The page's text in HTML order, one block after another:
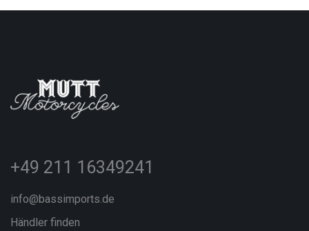
+49 211 16349241
info@bassimports.de
Händler finden